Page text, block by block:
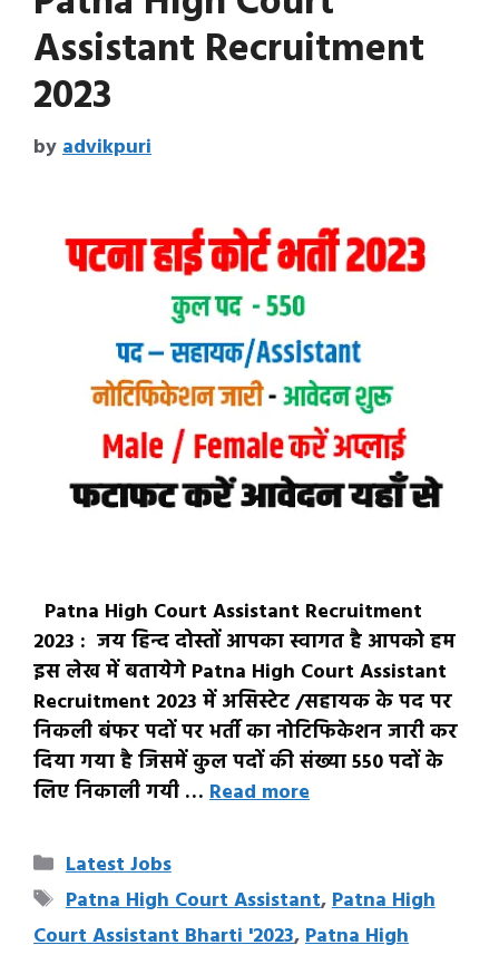
Assistant Recruitment
2023
byadvikpuri
Patna High Court Assistant Recruitment
2023 : जय हिन्द दोस्तों आपका स्वागत है आपको हम
इस लेख में बतायेगे Patna High Court Assistant
Recruitment 2023 में असिस्टेट /सहायक के पद पर
निकली बंफर पदों पर भर्ती का नोटिफिकेशन जारी कर
दिया गया है जिसमें कुल पदों की संख्या 550 पदों के
लिए निकाली गयी … Read more
Categories
Latest Jobs
Tags
Patna High Court Assistant,Patna High
Court Assistant Bharti '2023,Patna High